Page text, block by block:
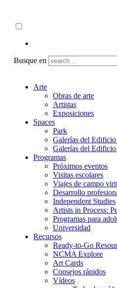
content
Busque en
Arte
Obras de arte
Artistas
Exposiciones
Spaces
Park
Galerías del Edificio
Galerías del Edificio
Programas
Próximos eventos
Visitas escolares
Viajes de campo
Desarrollo
Independent Studies
Artists in Process:
Programas para
Universidad
Recursos
Ready-to-Go
NCMA Explore
Art Cards
Consejos rápidos
Vídeos